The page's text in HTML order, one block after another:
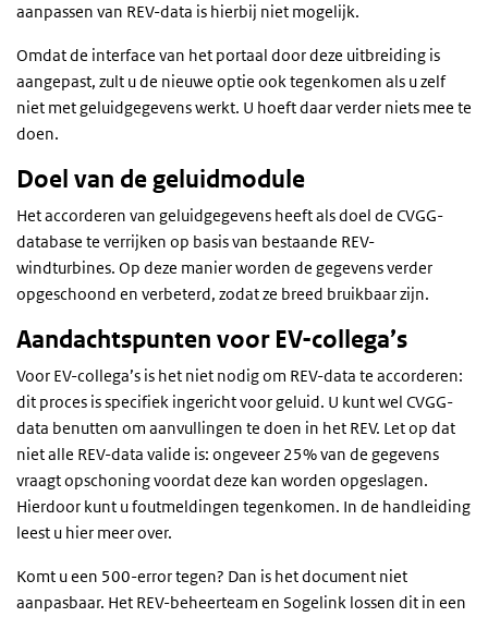
aanpassen van REV-data is hierbij niet mogelijk.
Omdat de interface van het portaal door deze uitbreiding is
aangepast, zult u de nieuwe optie ook tegenkomen als u zelf
niet met geluidgegevens werkt. U hoeft daar verder niets mee te
doen.
Doel van de geluidmodule
Het accorderen van geluidgegevens heeft als doel de CVGG-
database te verrijken op basis van bestaande REV-
windturbines. Op deze manier worden de gegevens verder
opgeschoond en verbeterd, zodat ze breed bruikbaar zijn.
Aandachtspunten voor EV-collega’s
Voor EV-collega’s is het niet nodig om REV-data te accorderen:
dit proces is specifiek ingericht voor geluid. U kunt wel CVGG-
data benutten om aanvullingen te doen in het REV. Let op dat
niet alle REV-data valide is: ongeveer 25% van de gegevens
vraagt opschoning voordat deze kan worden opgeslagen.
Hierdoor kunt u foutmeldingen tegenkomen. In de handleiding
leest u hier meer over.
Komt u een 500-error tegen? Dan is het document niet
aanpasbaar. Het REV-beheerteam en Sogelink lossen dit in een